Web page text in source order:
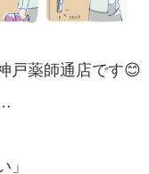
戸薬師通店です😊
」